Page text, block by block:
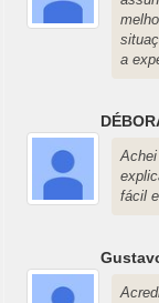
a
fácil